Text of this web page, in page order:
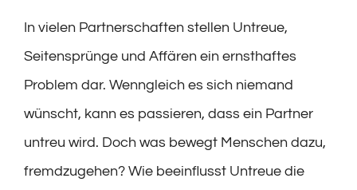
In vielen Partnerschaften stellen Untreue,
Seitensprünge und Affären ein ernsthaftes
Problem dar. Wenngleich es sich niemand
wünscht, kann es passieren, dass ein Partner
untreu wird. Doch was bewegt Menschen dazu,
fremdzugehen? Wie beeinflusst Untreue die